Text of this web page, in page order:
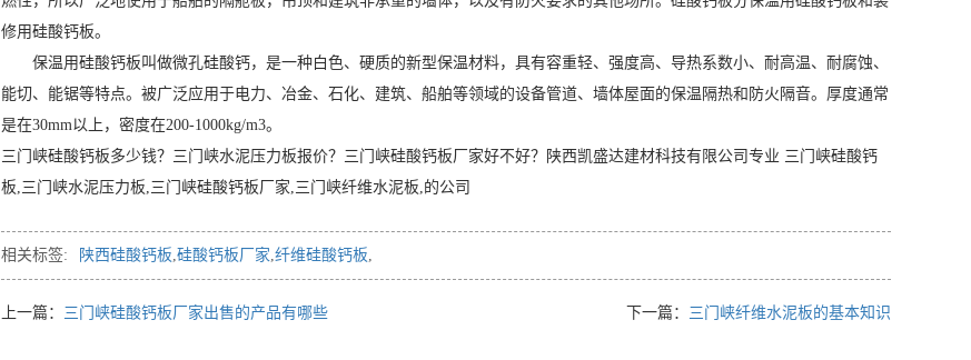
修用硅酸钙板。
保温用硅酸钙板叫做微孔硅酸钙，是一种白色、硬质的新型保温材料，具有容重轻、强度高、导热系数小、耐高温、耐腐蚀、
能切、能锯等特点。被广泛应用于电力、冶金、石化、建筑、船舶等领域的设备管道、墙体屋面的保温隔热和防火隔音。厚度通常
是在30mm以上，密度在200-1000kg/m3。
三门峡硅酸钙板多少钱？三门峡水泥压力板报价？三门峡硅酸钙板厂家好不好？陕西凯盛达建材科技有限公司专业 三门峡硅酸钙
板,三门峡水泥压力板,三门峡硅酸钙板厂家,三门峡纤维水泥板,的公司
相关标签: 陕西硅酸钙板,硅酸钙板厂家,纤维硅酸钙板,
上一篇： 三门峡硅酸钙板厂家出售的产品有哪些 下一篇： 三门峡纤维水泥板的基本知识